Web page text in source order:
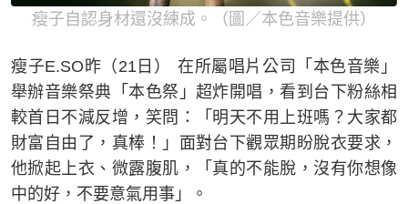
瘦子自認身材還沒練成。（圖／本色音樂提供）
瘦子E.SO昨（21日） 在所屬唱片公司「本色音樂」
舉辦音樂祭典「本色祭」超炸開唱，看到台下粉絲相
較首日不減反增，笑問：「明天不用上班嗎？大家都
財富自由了，真棒！」面對台下觀眾期盼脫衣要求，
他掀起上衣、微露腹肌，「真的不能脫，沒有你想像
中的好，不要意氣用事」。